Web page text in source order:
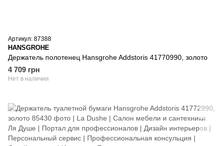
Артикул: 87388
HANSGROHE
Держатель полотенец Hansgrohe Addstoris 41770990, золото
4 709 грн
Нет в наличии